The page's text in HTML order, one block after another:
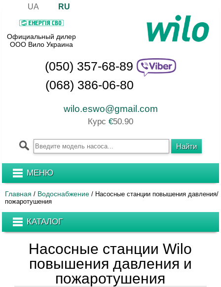
UA RU
Официальный дилер
ООО Вило Украина
(050) 357-68-89
(068) 386-06-80
wilo.eswo@gmail.com
Курс €50.90
МЕНЮ
Главная / Водоснабжение / Насосные станции повышения давления/
пожаротушения
КАТАЛОГ
Насосные станции Wilo
повышения давления и
пожаротушения